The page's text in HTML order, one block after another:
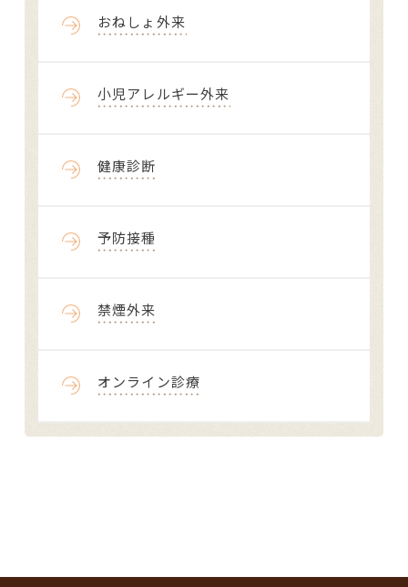
おねしょ外来
小児アレルギー外来
健康診断
予防接種
禁煙外来
オンライン診療